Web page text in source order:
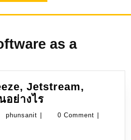
as a
Jetstream,
อย่างไร
breeze,
phunsanit phunsanit0 Comment